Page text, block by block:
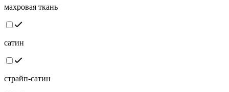
махровая ткань
сатин
страйп-сатин